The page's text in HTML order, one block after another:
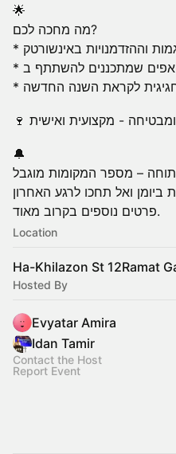
🌟
מה מחכה לכם?
וההזדמנויות באינשורטק
חגיגית לקראת השנה החדשה
ומבטיחה - מקצועית ואישית
🔔
פרטים נוספים בקרוב מאוד.
Location
Ha-Khilazon St 12Ramat
Hosted By
Evyatar Amira
Idan Tamir
Contact the Host
Report Event